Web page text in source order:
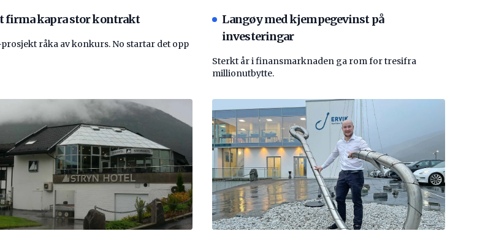
firma kapra stor kontrakt
råka av konkurs. No startar det opp
Langøy med kjempegevinst på
investeringar
Sterkt år i finansmarknaden ga rom for tresifra
millionutbytte.